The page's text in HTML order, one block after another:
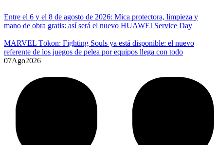
Entre el 6 y el 8 de agosto de 2026: Mica protectora, limpieza y
mano de obra gratis: así será el nuevo HUAWEI Service Day
MARVEL Tōkon: Fighting Souls ya está disponible: el nuevo
referente de los juegos de pelea por equipos llega con todo
07Ago2026